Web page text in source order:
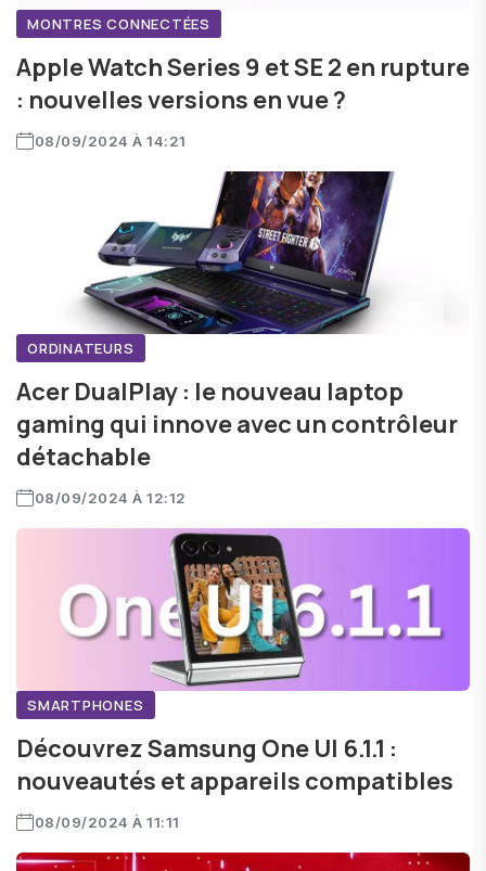
MONTRES CONNECTÉES
Apple Watch Series 9 et SE 2 en rupture
: nouvelles versions en vue ?
08/09/2024 À 14:21
ORDINATEURS
Acer DualPlay : le nouveau laptop
gaming qui innove avec un contrôleur
détachable
08/09/2024 À 12:12
SMARTPHONES
Découvrez Samsung One UI 6.1.1 :
nouveautés et appareils compatibles
08/09/2024 À 11:11